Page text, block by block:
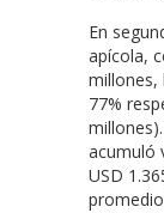
En
apícola,
millones,
77%
acumuló
USD